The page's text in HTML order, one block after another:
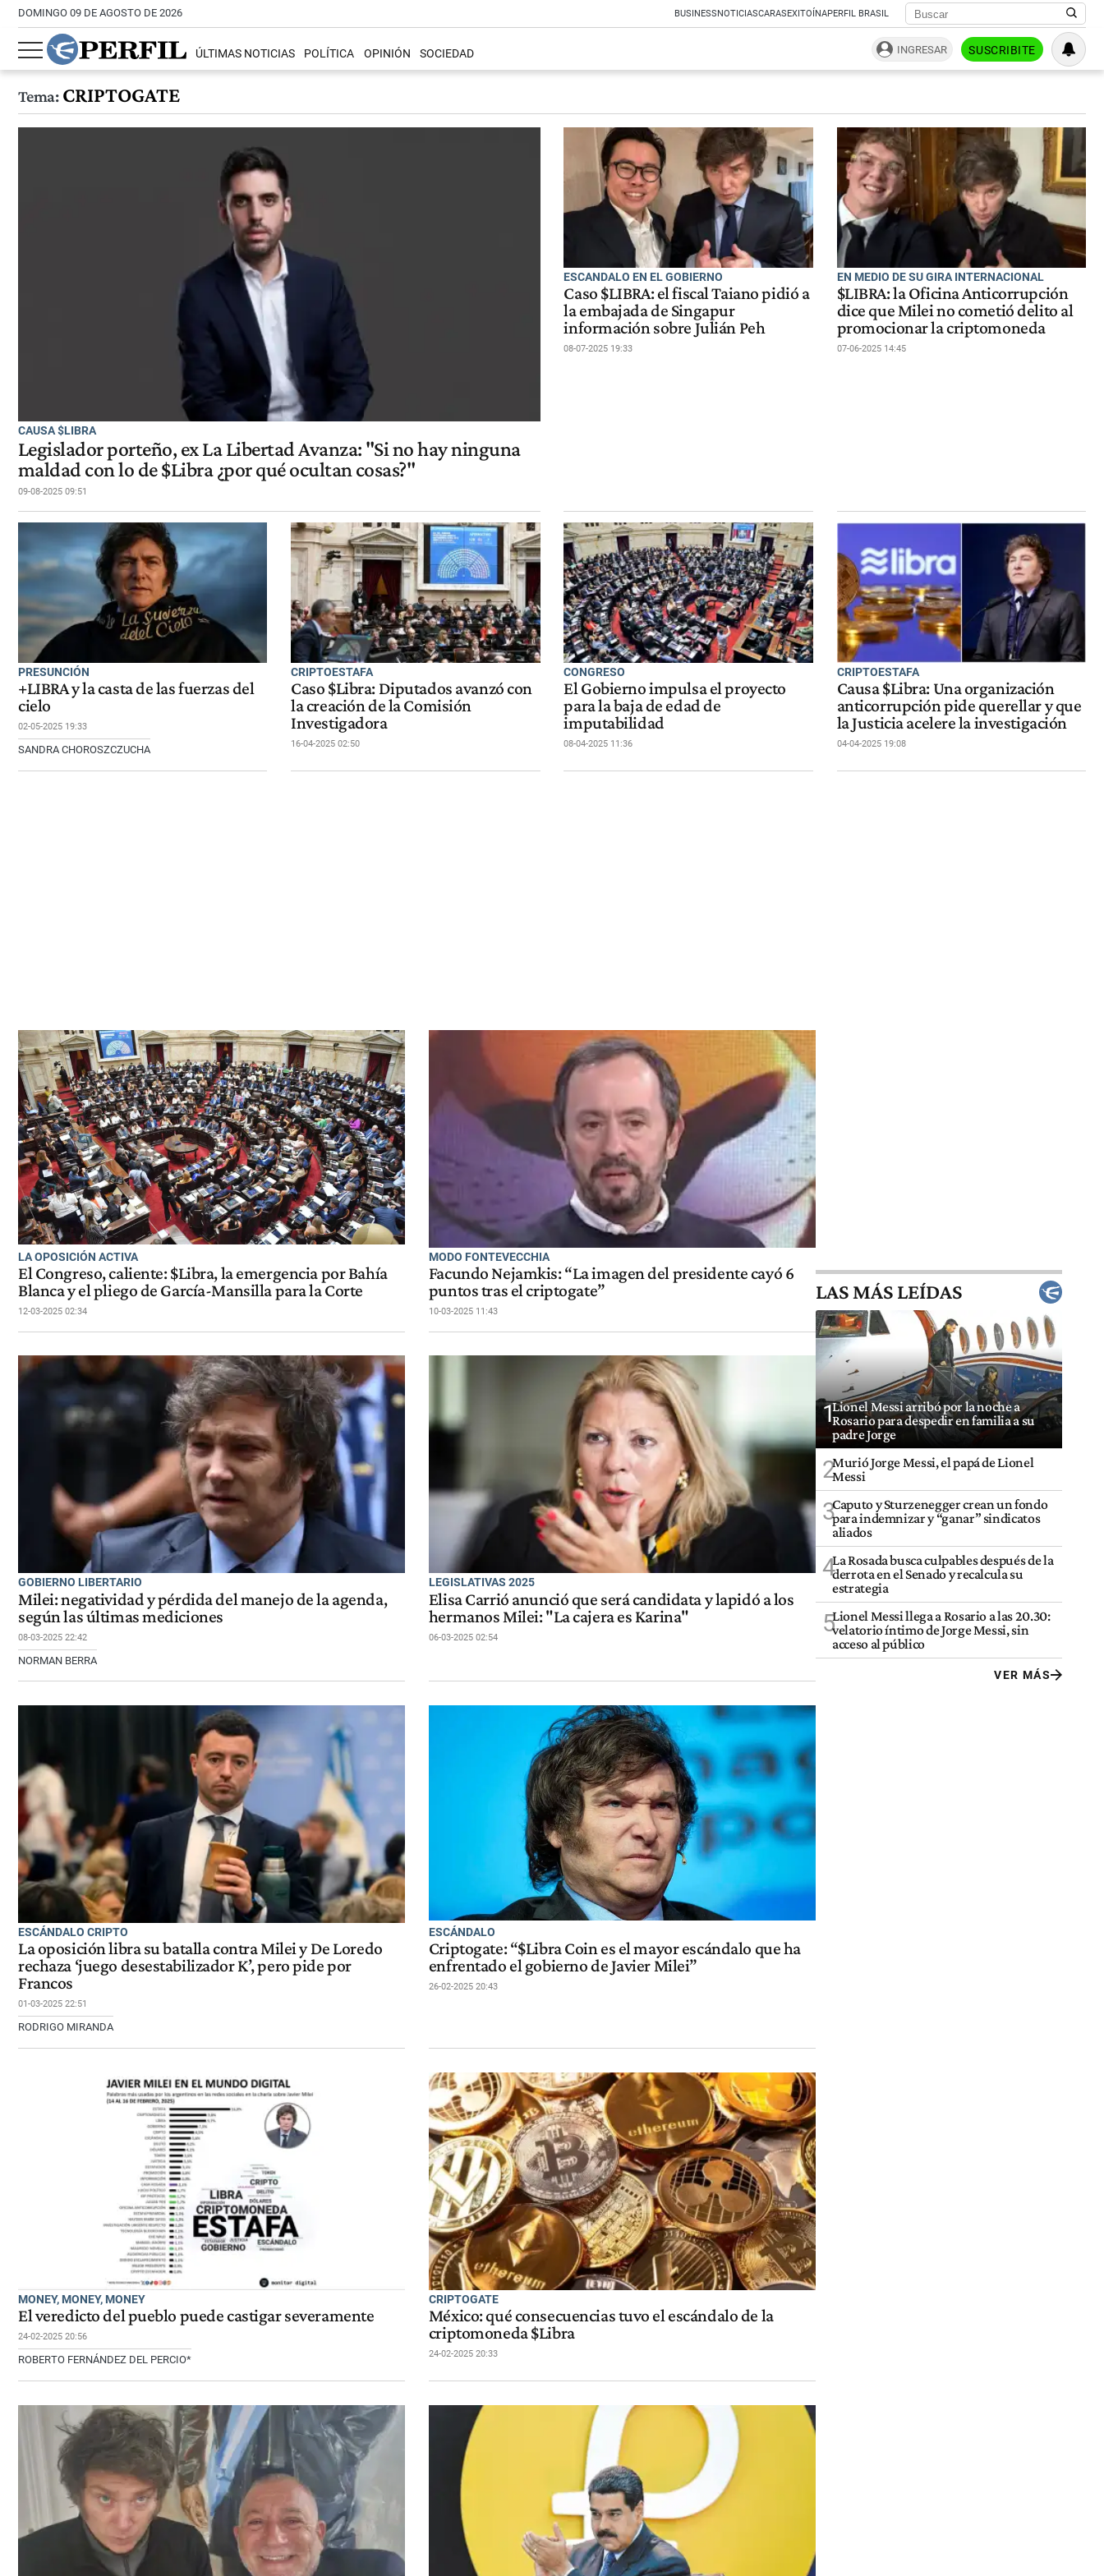
DOMINGO 09 DE AGOSTO DE 2026 BUSINESSNOTICIASCARASEXITOÍNAPERFIL BRASIL
ÚLTIMAS NOTICIAS POLÍTICA OPINIÓN SOCIEDAD INGRESAR SUSCRIBITE
Tema:CRIPTOGATE
CAUSA $LIBRA
Legislador porteño, ex La Libertad Avanza: "Si no hay ninguna
maldad con lo de $Libra ¿por qué ocultan cosas?"
09-08-2025 09:51
ESCANDALO EN EL GOBIERNO
Caso $LIBRA: el fiscal Taiano pidió a
la embajada de Singapur
información sobre Julián Peh
08-07-2025 19:33
EN MEDIO DE SU GIRA INTERNACIONAL
$LIBRA: la Oficina Anticorrupción
dice que Milei no cometió delito al
promocionar la criptomoneda
07-06-2025 14:45
PRESUNCIÓN
+LIBRA y la casta de las fuerzas del
cielo
02-05-2025 19:33
SANDRA CHOROSZCZUCHA
CRIPTOESTAFA
Caso $Libra: Diputados avanzó con
la creación de la Comisión
Investigadora
16-04-2025 02:50
CONGRESO
El Gobierno impulsa el proyecto
para la baja de edad de
imputabilidad
08-04-2025 11:36
CRIPTOESTAFA
Causa $Libra: Una organización
anticorrupción pide querellar y que
la Justicia acelere la investigación
04-04-2025 19:08
LA OPOSICIÓN ACTIVA
El Congreso, caliente: $Libra, la emergencia por Bahía
Blanca y el pliego de García-Mansilla para la Corte
12-03-2025 02:34
MODO FONTEVECCHIA
Facundo Nejamkis: “La imagen del presidente cayó 6
puntos tras el criptogate”
10-03-2025 11:43
GOBIERNO LIBERTARIO
Milei: negatividad y pérdida del manejo de la agenda,
según las últimas mediciones
08-03-2025 22:42
NORMAN BERRA
LEGISLATIVAS 2025
Elisa Carrió anunció que será candidata y lapidó a los
hermanos Milei: "La cajera es Karina"
06-03-2025 02:54
ESCÁNDALO CRIPTO
La oposición libra su batalla contra Milei y De Loredo
rechaza ‘juego desestabilizador K’, pero pide por
Francos
01-03-2025 22:51
RODRIGO MIRANDA
ESCÁNDALO
Criptogate: “$Libra Coin es el mayor escándalo que ha
enfrentado el gobierno de Javier Milei”
26-02-2025 20:43
MONEY, MONEY, MONEY
El veredicto del pueblo puede castigar severamente
24-02-2025 20:56
ROBERTO FERNÁNDEZ DEL PERCIO*
CRIPTOGATE
México: qué consecuencias tuvo el escándalo de la
criptomoneda $Libra
24-02-2025 20:33
LAS MÁS LEÍDAS
1Lionel Messi arribó por la noche a
Rosario para despedir en familia a su
padre Jorge
2Murió Jorge Messi, el papá de Lionel
Messi
3Caputo y Sturzenegger crean un fondo
para indemnizar y “ganar” sindicatos
aliados
4La Rosada busca culpables después de la
derrota en el Senado y recalcula su
estrategia
5Lionel Messi llega a Rosario a las 20.30:
velatorio íntimo de Jorge Messi, sin
acceso al público
VER MÁS